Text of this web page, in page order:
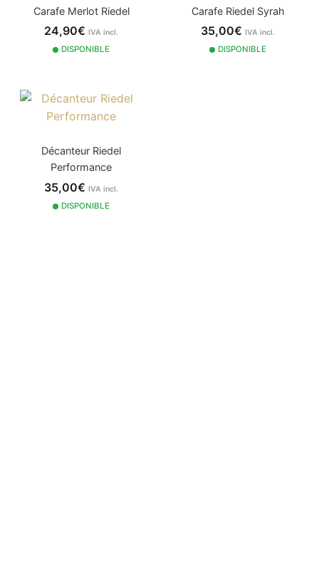
Carafe Merlot Riedel
24,90€ IVA incl.
DISPONIBLE
Carafe Riedel Syrah
35,00€ IVA incl.
DISPONIBLE
Décanteur Riedel
Performance
35,00€ IVA incl.
DISPONIBLE